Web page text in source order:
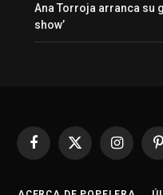
Ana Torroja arranca su
show’
Facebook
X
Instagram